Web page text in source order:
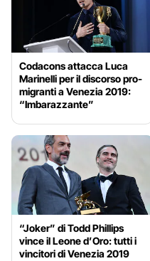
Codacons attacca Luca
Marinelli per il discorso pro-
migranti a Venezia 2019:
“Imbarazzante”
“Joker” di Todd Phillips
vince il Leone d’Oro: tutti i
vincitori di Venezia 2019